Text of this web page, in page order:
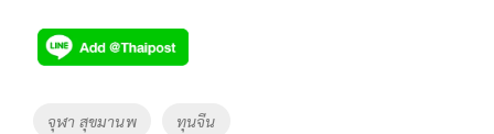
e
b
o
tt
er
p
y
Li
Tags
จุฬา สุขมานพ ทุนจีน